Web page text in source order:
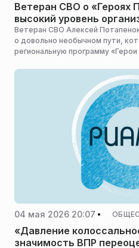
Ветеран СВО о «Героях
высокий уровень
Ветеран СВО Алексей
о довольно необычном пути,
региональную программу
04 мая 2026 20:07
«Давление
значимость ВПР